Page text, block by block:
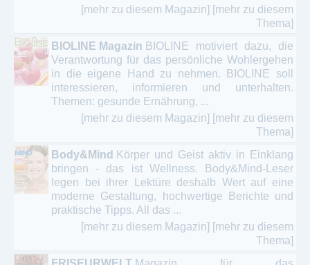
[mehr zu diesem Magazin] [mehr zu diesem
Thema]
BIOLINE Magazin BIOLINE motiviert dazu, die
Verantwortung für das persönliche Wohlergehen
in die eigene Hand zu nehmen. BIOLINE soll
interessieren, informieren und unterhalten.
Themen: gesunde Ernährung, ...
[mehr zu diesem Magazin] [mehr zu diesem
Thema]
Body&Mind
Körper und Geist aktiv in Einklang
bringen - das ist Wellness. Body&Mind-Leser
legen bei ihrer Lektüre deshalb Wert auf eine
moderne Gestaltung, hochwertige Berichte und
praktische Tipps. All das ...
[mehr zu diesem Magazin] [mehr zu diesem
Thema]